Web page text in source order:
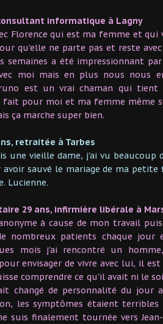
informatique à Lagny
Florence qui est ma femme et
qu'elle ne parte pas et reste
semaines a été impressionnant
moi mais en plus nous nous
est un vrai chaman qui
fait pour moi et ma femme même
ça marche super bien.
retraitée à Tarbes
une vieille dame, j'ai vu beaucoup
sauvé le mariage de ma petite
Lucienne.
29 ans, infirmière libérale à
à cause de mon travail
nombreux patients chaque jour
mois j'ai rencontré un
envisager de vivre avec lui, il
comprendre ce qu'il avait ni le
changé de personnalité du jour
les symptômes étaient
suis finalement tournée vers